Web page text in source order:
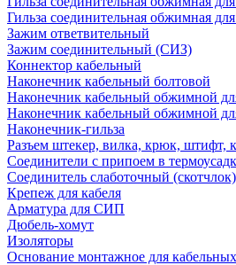
Гильза соединительная обжимная
Зажим ответвительный
Зажим соединительный (СИЗ)
Коннектор кабельный
Наконечник кабельный болтовой
Наконечник кабельный обжимной
Наконечник кабельный обжимной
Наконечник-гильза
Разъем штекер, вилка, крюк, штифт,
Соединители с припоем в
Соединитель слаботочный (скотчлок)
Крепеж для кабеля
Арматура для СИП
Дюбель-хомут
Изоляторы
Основание монтажное для